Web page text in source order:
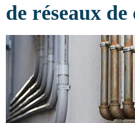
de réseaux